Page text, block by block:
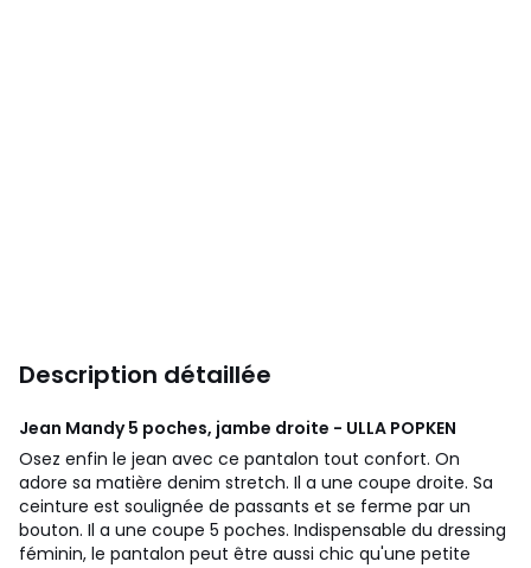
Description détaillée
Jean Mandy 5 poches, jambe droite - ULLA POPKEN
Osez enfin le jean avec ce pantalon tout confort. On
adore sa matière denim stretch. Il a une coupe droite. Sa
ceinture est soulignée de passants et se ferme par un
bouton. Il a une coupe 5 poches. Indispensable du dressing
féminin, le pantalon peut être aussi chic qu'une petite